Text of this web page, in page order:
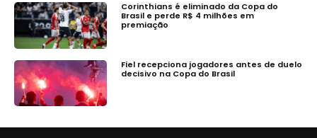
Corinthians é eliminado da Copa do
Brasil e perde R$ 4 milhões em
premiação
Fiel recepciona jogadores antes de duelo
decisivo na Copa do Brasil